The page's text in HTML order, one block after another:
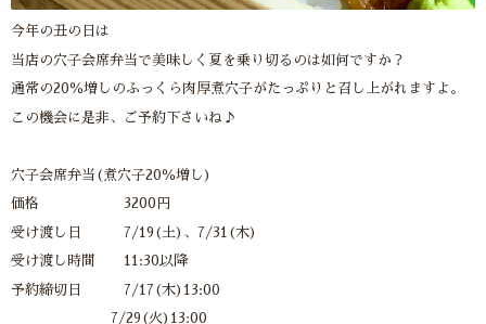
今年の丑の日は
当店の穴子会席弁当で美味しく夏を乗り切るのは如何ですか？
通常の20％増しのふっくら肉厚煮穴子がたっぷりと召し上がれますよ。
この機会に是非、ご予約下さいね♪
穴子会席弁当(煮穴子20％増し)
価格 3200円
受け渡し日 7/19(土)、7/31(木)
受け渡し時間 11:30以降
予約締切日 7/17(木)13:00
7/29(火)13:00